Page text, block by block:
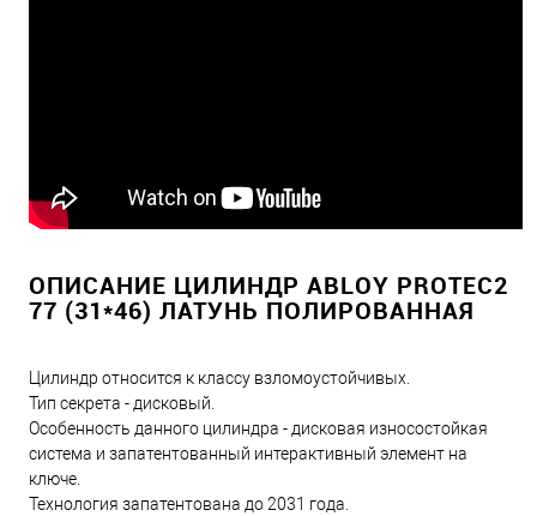
ОПИСАНИЕ ЦИЛИНДР ABLOY PROTEC2
77 (31*46) ЛАТУНЬ ПОЛИРОВАННАЯ
Цилиндр относится к классу взломоустойчивых.
Тип секрета - дисковый.
Особенность данного цилиндра - дисковая износостойкая
система и запатентованный интерактивный элемент на
ключе.
Технология запатентована до 2031 года.